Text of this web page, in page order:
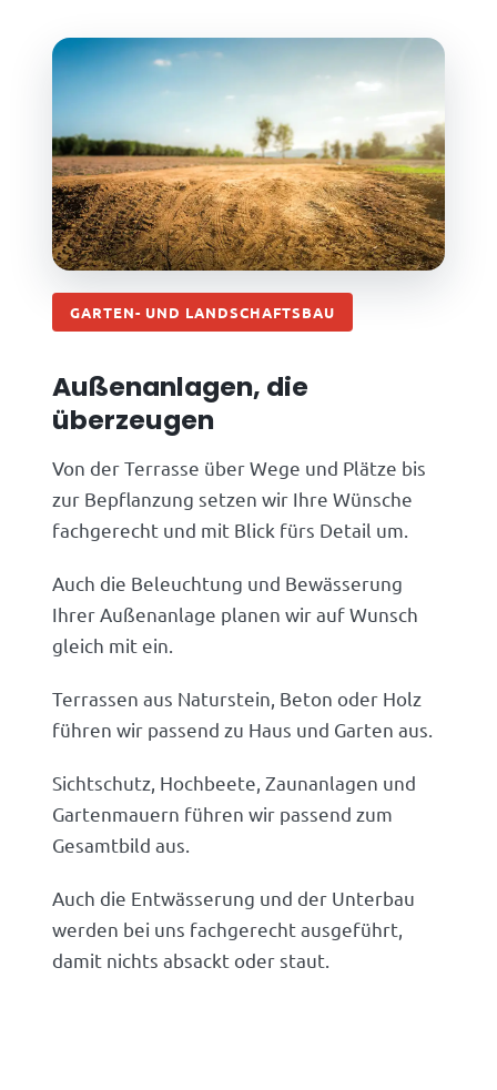
GARTEN- UND LANDSCHAFTSBAU
Außenanlagen, die
überzeugen
Von der Terrasse über Wege und Plätze bis
zur Bepflanzung setzen wir Ihre Wünsche
fachgerecht und mit Blick fürs Detail um.
Auch die Beleuchtung und Bewässerung
Ihrer Außenanlage planen wir auf Wunsch
gleich mit ein.
Terrassen aus Naturstein, Beton oder Holz
führen wir passend zu Haus und Garten aus.
Sichtschutz, Hochbeete, Zaunanlagen und
Gartenmauern führen wir passend zum
Gesamtbild aus.
Auch die Entwässerung und der Unterbau
werden bei uns fachgerecht ausgeführt,
damit nichts absackt oder staut.